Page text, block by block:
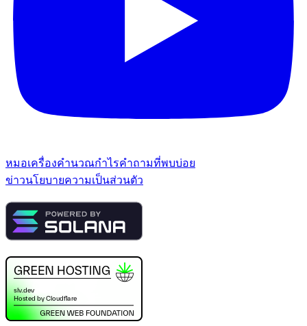
หมอเครื่องคำนวณกำไรคำถามที่พบบ่อย
ข่าวนโยบายความเป็นส่วนตัว